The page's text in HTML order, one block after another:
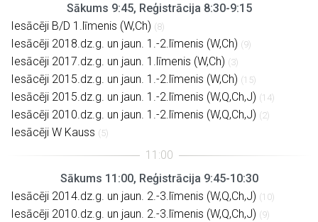
Sākums 9:45, Reģistrācija 8:30-9:15
Iesācēji B/D 1.līmenis (W,Ch) (8)
Iesācēji 2018.dz.g. un jaun. 1.-2.līmenis (W,Ch) (9)
Iesācēji 2017.dz.g. un jaun. 1.līmenis (W,Ch) (3)
Iesācēji 2015.dz.g. un jaun. 1.-2.līmenis (W,Ch) (15)
Iesācēji 2015.dz.g. un jaun. 1.-2.līmenis (W,Q,Ch,J) (14)
Iesācēji 2010.dz.g. un jaun. 1.-2.līmenis (W,Q,Ch,J) (2)
Iesācēji W Kauss (5)
Sākums 11:00, Reģistrācija 9:45-10:30
Iesācēji 2014.dz.g. un jaun. 2.-3.līmenis (W,Q,Ch,J) (10)
Iesācēji 2010.dz.g. un jaun. 2.-3.līmenis (W,Q,Ch,J) (9)